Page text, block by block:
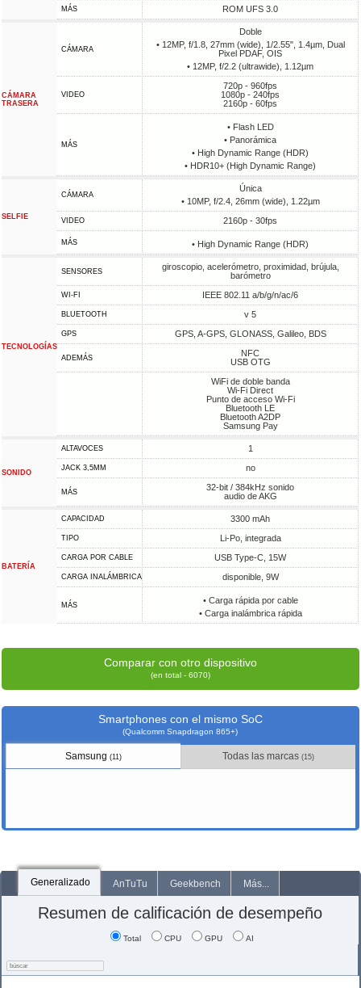
MÁS ROM UFS 3.0
CÁMARA
TRASERA
CÁMARA
Doble
• 12MP, f/1.8, 27mm (wide), 1/2.55", 1.4µm, Dual
Pixel PDAF, OIS
• 12MP, f/2.2 (ultrawide), 1.12µm
VIDEO
720p - 960fps
1080p - 240fps
2160p - 60fps
MÁS
• Flash LED
• Panorámica
• High Dynamic Range (HDR)
• HDR10+ (High Dynamic Range)
SELFIE
CÁMARA
Única
• 10MP, f/2.4, 26mm (wide), 1.22µm
VIDEO 2160p - 30fps
MÁS • High Dynamic Range (HDR)
TECNOLOGÍAS
SENSORES
giroscopio, acelerómetro, proximidad, brújula,
barómetro
WI-FI IEEE 802.11 a/b/g/n/ac/6
BLUETOOTH v 5
GPS GPS, A-GPS, GLONASS, Galileo, BDS
ADEMÁS
NFC
USB OTG
WiFi de doble banda
Wi-Fi Direct
Punto de acceso Wi-Fi
Bluetooth LE
Bluetooth A2DP
Samsung Pay
SONIDO
ALTAVOCES 1
JACK 3,5MM no
MÁS
32-bit / 384kHz sonido
audio de AKG
BATERÍA
CAPACIDAD 3300 mAh
TIPO Li-Po, integrada
CARGA POR CABLE USB Type-C, 15W
CARGA INALÁMBRICA disponible, 9W
MÁS
• Carga rápida por cable
• Carga inalámbrica rápida
Comparar con otro dispositivo
(en total - 6070)
Smartphones con el mismo SoC
(Qualcomm Snapdragon 865+)
Samsung (11) Todas las marcas (15)
Generalizado AnTuTu Geekbench Más...
Resumen de calificación de desempeño
Total CPU GPU AI